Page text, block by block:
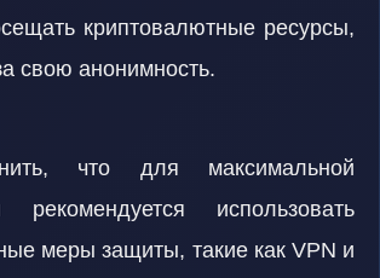
криптовалютные ресурсы,
свою анонимность.
что для максимальной
рекомендуется использовать
меры защиты, такие как VPN и